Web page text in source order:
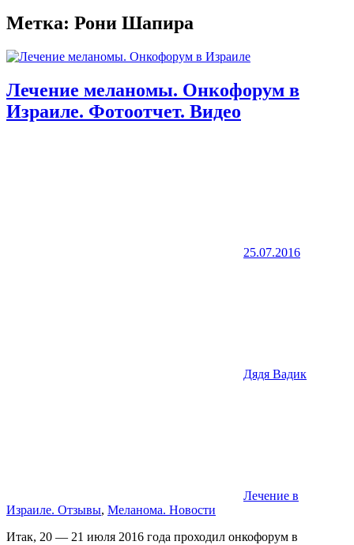
Метка: Рони Шапира
Лечение меланомы. Онкофорум в
Израиле. Фотоотчет. Видео
25.07.2016
Дядя Вадик
Лечение в
Израиле. Отзывы, Меланома. Новости
Итак, 20 — 21 июля 2016 года проходил онкофорум в